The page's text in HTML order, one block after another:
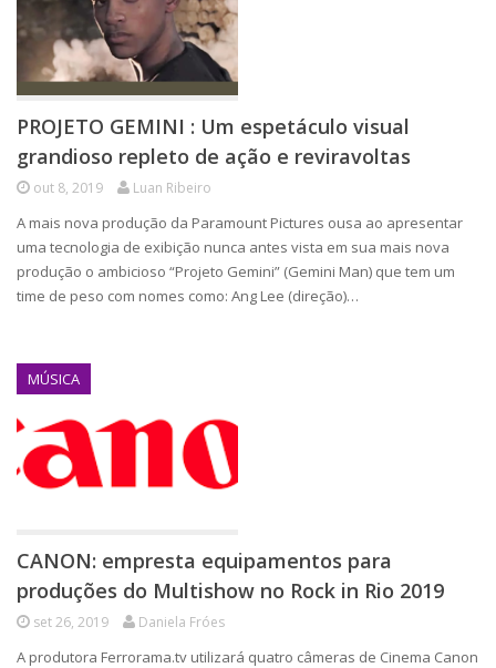
PROJETO GEMINI : Um espetáculo visual
grandioso repleto de ação e reviravoltas
out 8, 2019 Luan Ribeiro
A mais nova produção da Paramount Pictures ousa ao apresentar
uma tecnologia de exibição nunca antes vista em sua mais nova
produção o ambicioso “Projeto Gemini” (Gemini Man) que tem um
time de peso com nomes como: Ang Lee (direção)…
MÚSICA
CANON: empresta equipamentos para
produções do Multishow no Rock in Rio 2019
set 26, 2019 Daniela Fróes
A produtora Ferrorama.tv utilizará quatro câmeras de Cinema Canon